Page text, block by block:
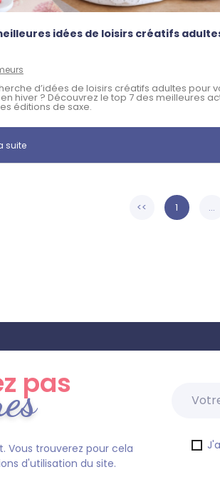
idées de loisirs créatifs
d’idées de loisirs créatifs adultes pour
hiver ? Découvrez le top 7 des meilleures
éditions de saxe.
suite
<< 1 ...
pas
Vous trouverez pour cela
d'utilisation du site.